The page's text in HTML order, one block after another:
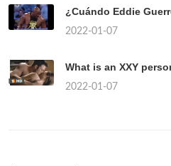
¿Cuándo Eddie
2022-01-07
What is an XXY
2022-01-07